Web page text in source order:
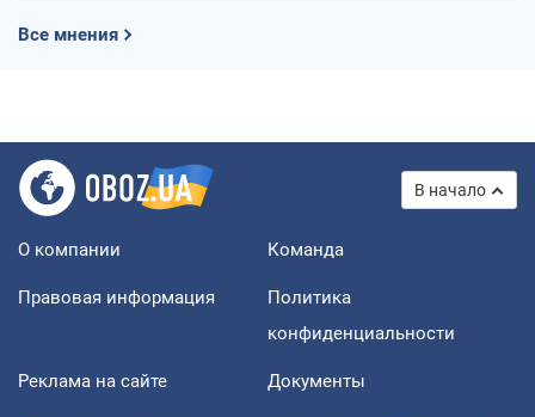
Все мнения
В начало
О компании Команда
Правовая информация
Политика
конфиденциальности
Реклама на сайте Документы